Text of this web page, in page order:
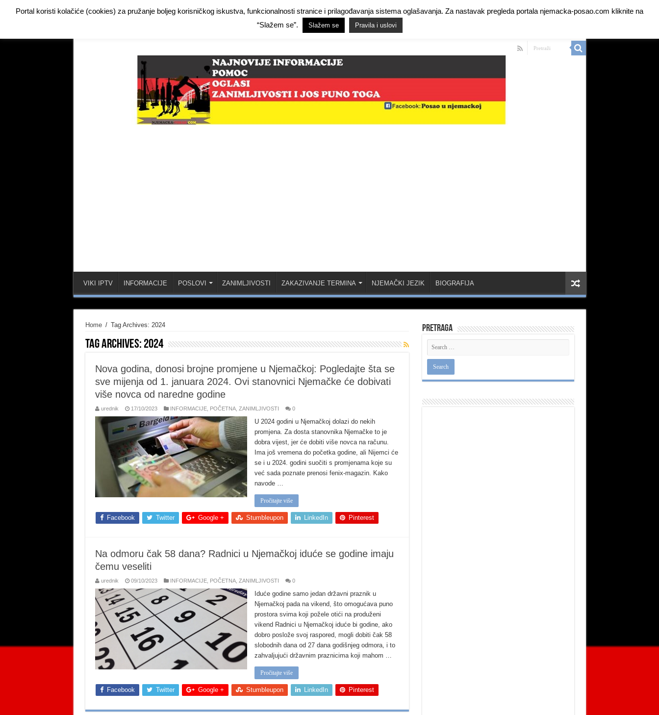
Facebook Demo Hide Ads for Premium Members
O NAMA PRAVILA I USLOVI
VIKI IPTV INFORMACIJE POSLOVI ZANIMLJIVOSTI ZAKAZIVANJE TERMINA NJEMAČKI JEZIK BIOGRAFIJA
Home / Tag Archives: 2024
Tag Archives: 2024
Nova godina, donosi brojne promjene u Njemačkoj: Pogledajte šta se
sve mijenja od 1. januara 2024. Ovi stanovnici Njemačke će dobivati
više novca od naredne godine
urednik 17/10/2023 INFORMACIJE, POČETNA, ZANIMLJIVOSTI 0
U 2024 godini u Njemačkoj dolazi do nekih
promjena. Za dosta stanovnika Njemačke to je
dobra vijest, jer će dobiti više novca na računu.
Ima još vremena do početka godine, ali Nijemci će
se i u 2024. godini suočiti s promjenama koje su
već sada poznate prenosi fenix-magazin. Kako
navode …
Pročitajte više
Facebook Twitter Google + Stumbleupon LinkedIn Pinterest
Na odmoru čak 58 dana? Radnici u Njemačkoj iduće se godine imaju
čemu veseliti
urednik 09/10/2023 INFORMACIJE, POČETNA, ZANIMLJIVOSTI 0
Iduće godine samo jedan državni praznik u
Njemačkoj pada na vikend, što omogućava puno
prostora svima koji požele otići na produženi
vikend Radnici u Njemačkoj iduće bi godine, ako
dobro poslože svoj raspored, mogli dobiti čak 58
slobodnih dana od 27 dana godišnjeg odmora, i to
zahvaljujući državnim praznicima koji mahom …
Pročitajte više
Facebook Twitter Google + Stumbleupon LinkedIn Pinterest
Pretraga
Portal koristi kolačiće (cookies) za pružanje boljeg korisničkog iskustva, funkcionalnosti stranice i prilagođavanja sistema oglašavanja. Za nastavak pregleda portala njemacka-posao.com kliknite na
“Slažem se”.
Slažem se Pravila i uslovi